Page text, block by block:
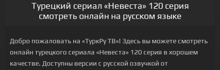
Турецкий сериал «Невеста» 120 серия
смотреть онлайн на русском языке
Добро пожаловать на «ТуркРу ТВ»! Здесь вы можете смотреть
онлайн турецкого сериала «Невеста» 120 серия в хорошем
качестве. Доступны версии с русской озвучкой от